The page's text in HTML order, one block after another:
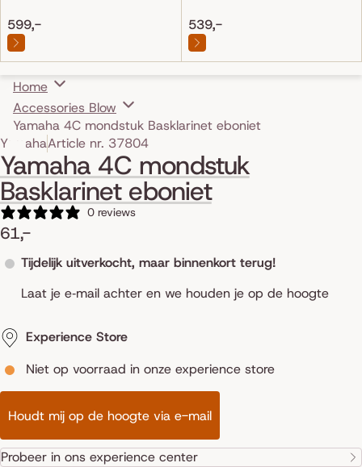
599,- 539,-
Home
Accessories Blow
Yamaha 4C mondstuk Basklarinet eboniet
Skip to product information
YamahaArticle nr. 37804
Yamaha 4C mondstuk
Basklarinet eboniet
0 reviews
61,-
Tijdelijk uitverkocht, maar binnenkort terug!
Laat je e‑mail achter en we houden je op de hoogte
Experience Store
Niet op voorraad in onze experience store
Houdt mij op de hoogte via e-mail
Probeer in ons experience center